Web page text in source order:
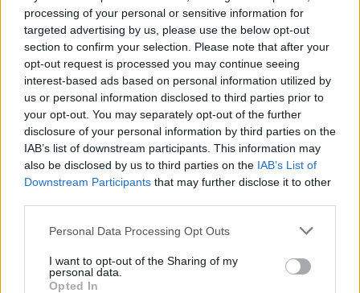
processing of your personal or sensitive information for
targeted advertising by us, please use the below opt-out
section to confirm your selection. Please note that after your
opt-out request is processed you may continue seeing
interest-based ads based on personal information utilized by
us or personal information disclosed to third parties prior to
your opt-out. You may separately opt-out of the further
disclosure of your personal information by third parties on the
IAB’s list of downstream participants. This information may
also be disclosed by us to third parties on the IAB’s List of
Downstream Participants that may further disclose it to other
Personal Data Processing Opt Outs
I want to opt-out of the Sharing of my
personal data.
Opted In
el crecimiento sostenido del número de personas
usuarias".
En la actualidad, el servicio supera las 20.000
personas usuarias mensuales".
Asimismo, se está impulsando la reactivación del
servicio de taxi adaptado (PMR) bajo demanda, con
el objetivo de mejorar la accesibilidad y ofrecer
soluciones específicas a las personas con movilidad
reducida.
El Ayuntamiento reafirma así su apuesta por una